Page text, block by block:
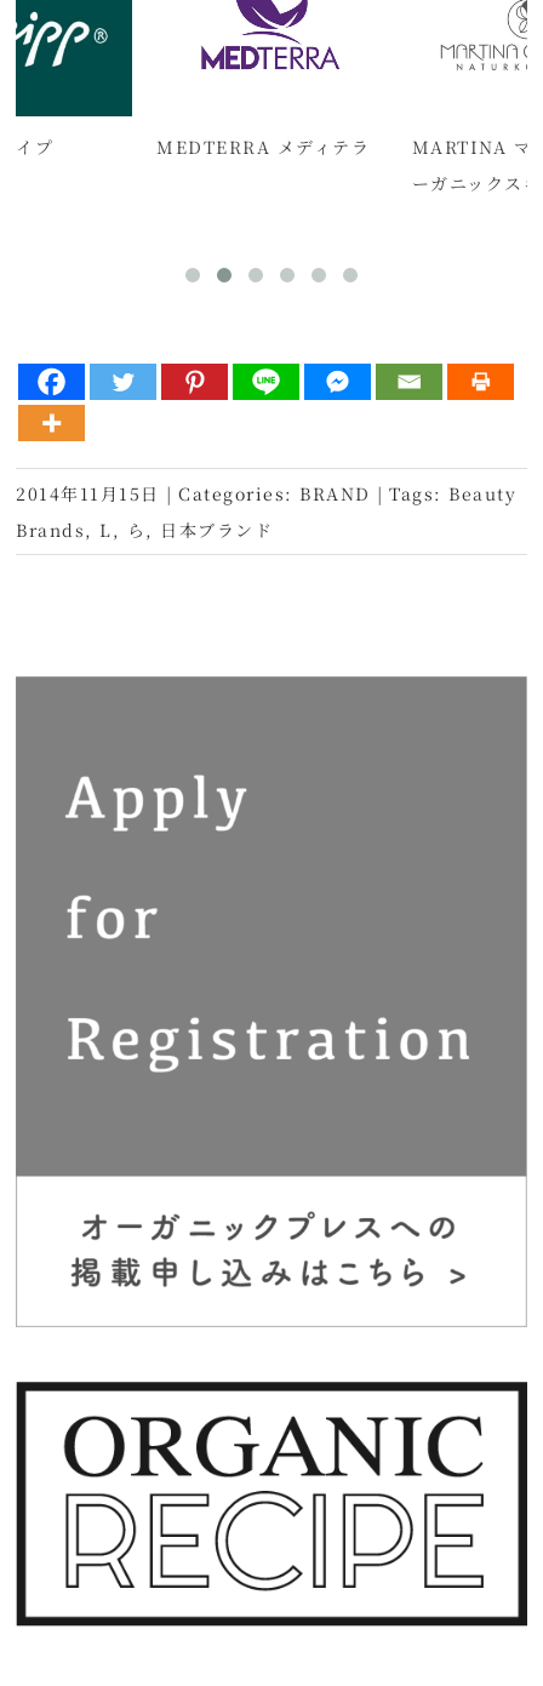
イプ MEDTERRA メディテラ
MARTINA マ
ーガニックス
2014年11月15日 | Categories: BRAND | Tags: Beauty
Brands , L , ら , 日本ブランド